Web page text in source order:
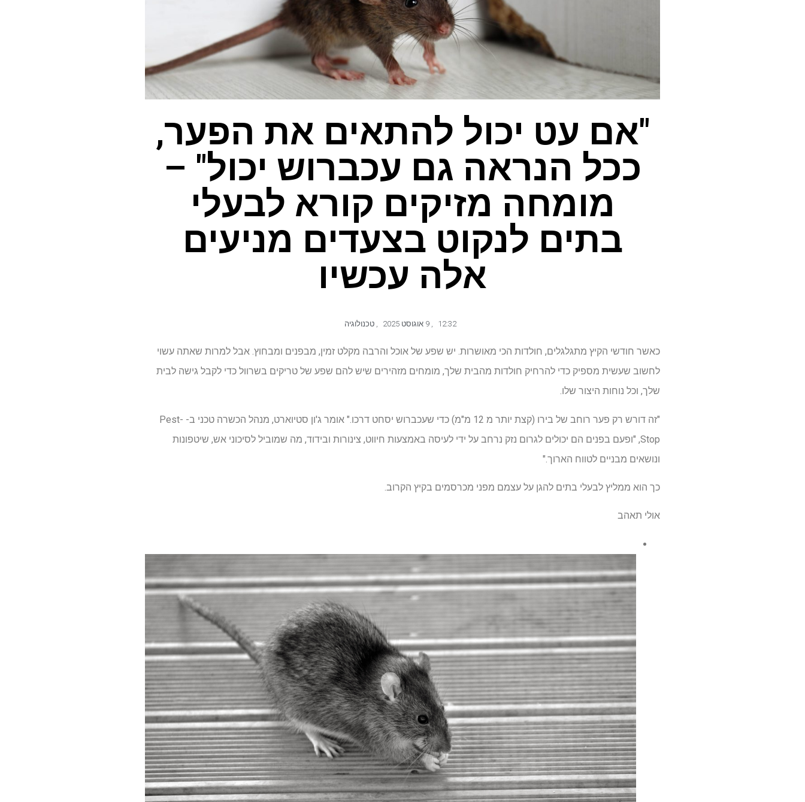
"אם עט יכול להתאים את הפער,
ככל הנראה גם עכברוש יכול" –
מומחה מזיקים קורא לבעלי
בתים לנקוט בצעדים מניעים
אלה עכשיו
12:32
, 9 אוגוסט 2025 , טכנולוגיה
כאשר חודשי הקיץ מתגלגלים, חולדות הכי מאושרות. יש שפע של אוכל והרבה מקלט זמין, מבפנים ומבחוץ. אבל למרות שאתה עשוי
לחשוב שעשית מספיק כדי להרחיק חולדות מהבית שלך, מומחים מזהירים שיש להם שפע של טריקים בשרוול כדי לקבל גישה לבית
שלך, וכל נוחות היצור שלו.
"זה דורש רק פער רוחב של בירו (קצת יותר מ 12 מ"מ) כדי שעכברוש יסחט דרכו." אומר ג'ון סטיוארט, מנהל הכשרה טכני ב- Pest-
Stop, "ופעם בפנים הם יכולים לגרום נזק נרחב על ידי לעיסה באמצעות חיווט, צינורות ובידוד, מה שמוביל לסיכוני אש, שיטפונות
ונושאים מבניים לטווח הארוך."
כך הוא ממליץ לבעלי בתים להגן על עצמם מפני מכרסמים בקיץ הקרוב.
אולי תאהב